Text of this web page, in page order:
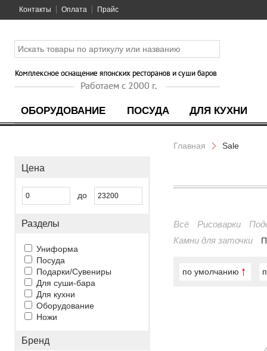
Контакты Оплата Прайс
ОБОРУДОВАНИЕ ПОСУДА ДЛЯ КУХНИ
Цена
до
Разделы
Униформа
Посуда
Подарки/Сувениры
Для суши-бара
Для кухни
Оборудование
Ножи
Бренд
Главная Sale
Всё Рисоварки
Камни для заточки
по умолчанию